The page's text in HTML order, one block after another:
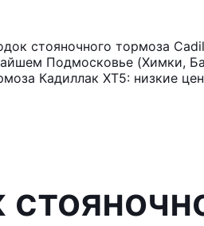
стояночного тормоза
Подмосковье (Химки,
Кадиллак ХТ5: низкие